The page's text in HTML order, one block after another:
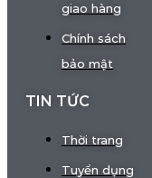
giao hàng
Chính sách
bảo mật
TIN TỨC
Thời trang
Tuyển dụng